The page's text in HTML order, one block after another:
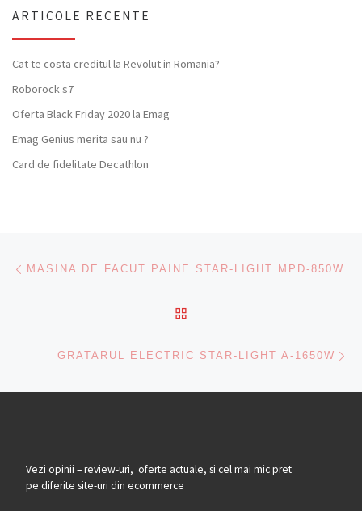
ARTICOLE RECENTE
Cat te costa creditul la Revolut in Romania?
Roborock s7
Oferta Black Friday 2020 la Emag
Emag Genius merita sau nu ?
Card de fidelitate Decathlon
Navigare articole
MASINA DE FACUT PAINE STAR-LIGHT MPD-850W
GRATARUL ELECTRIC STAR-LIGHT A-1650W
Vezi opinii – review-uri, oferte actuale, si cel mai mic pret
pe diferite site-uri din ecommerce